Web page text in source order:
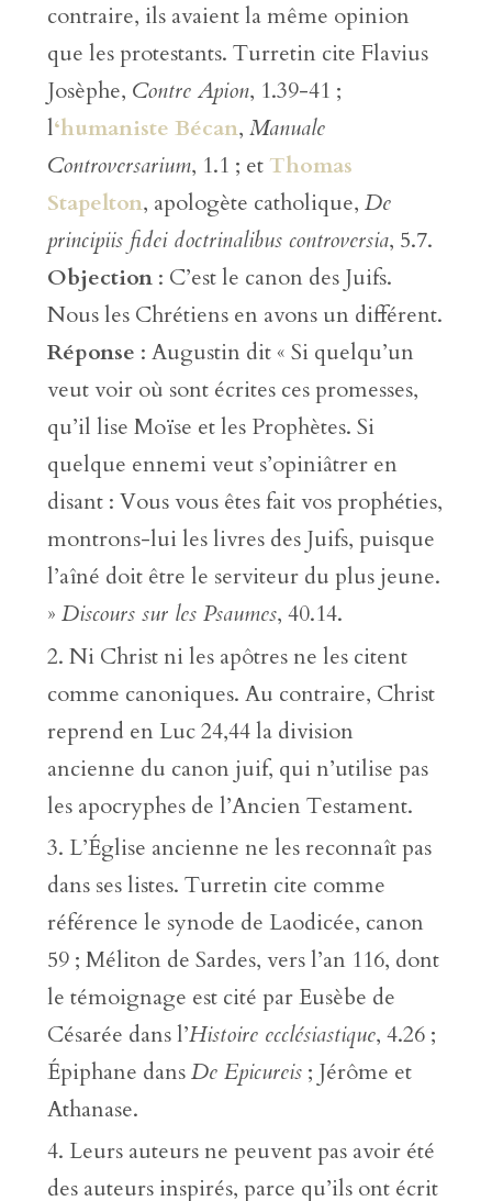
contraire, ils avaient la même opinion
que les protestants. Turretin cite Flavius
Josèphe, Contre Apion, 1.39-41 ;
l‘humaniste Bécan, Manuale
Controversarium, 1.1 ; et Thomas
Stapelton, apologète catholique, De
principiis fidei doctrinalibus controversia, 5.7.
Objection: C’est le canon des Juifs.
Nous les Chrétiens en avons un différent.
Réponse : Augustin dit « Si quelqu’un
veut voir où sont écrites ces promesses,
qu’il lise Moïse et les Prophètes. Si
quelque ennemi veut s’opiniâtrer en
disant : Vous vous êtes fait vos prophéties,
montrons-lui les livres des Juifs, puisque
l’aîné doit être le serviteur du plus jeune.
» Discours sur les Psaumes, 40.14.
Ni Christ ni les apôtres ne les citent
comme canoniques. Au contraire, Christ
reprend en Luc 24,44 la division
ancienne du canon juif, qui n’utilise pas
les apocryphes de l’Ancien Testament.
L’Église ancienne ne les reconnaît pas
dans ses listes. Turretin cite comme
référence le synode de Laodicée, canon
59 ; Méliton de Sardes, vers l’an 116, dont
le témoignage est cité par Eusèbe de
Césarée dans l’Histoire ecclésiastique, 4.26 ;
Épiphane dansDe Epicureis; Jérôme et
Athanase.
Leurs auteurs ne peuvent pas avoir été
des auteurs inspirés, parce qu’ils ont écrit